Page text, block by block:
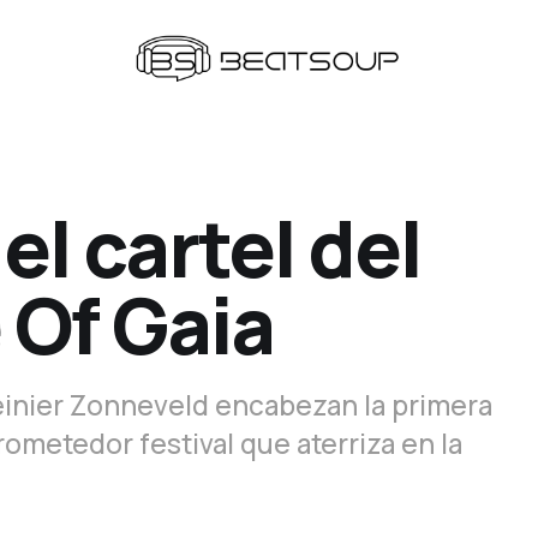
cartel del
Gaia
Zonneveld encabezan la primera
festival que aterriza en la